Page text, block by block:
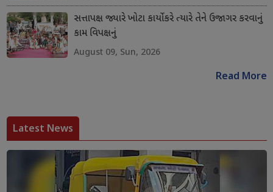
સત્તાપક્ષ જ્યારે ખોટા કાર્યો કરે ત્યારે તેને ઉજાગર કરવાનું
કામ વિપક્ષનું
August 09, Sun, 2026
Read More
Latest News